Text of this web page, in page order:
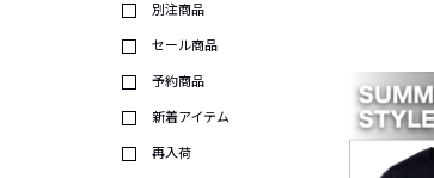
別注商品
セール商品
予約商品
新着アイテム
再入荷